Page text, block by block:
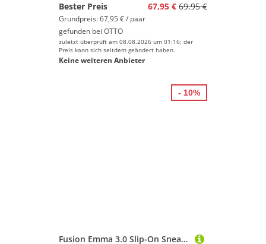
Bester Preis
67,95 € 69,95 €
Grundpreis: 67,95 € / paar
gefunden bei OTTO
zuletzt überprüft am 08.08.2026 um 01:16; der
Preis kann sich seitdem geändert haben.
Keine weiteren Anbieter
Fusion Emma 3.0 Slip-On Sneaker Damen Schuh Emma 3.0 Leinenoptik mit Gummizug - Leinenschuh Korksohle
- 10%